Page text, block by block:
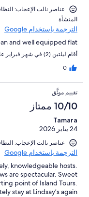
المنشأة⁩
الترجمة باستخدام Google
and well equipped flat.
أقام ليلتين (2) في شهر فبراير عام 2024
0
تقييم موثَّق
10/10 ممتاز
Tamara
24 يناير 2026
عناصر نالت الإعجاب: ⁦النظافة⁩، و⁦وسائل الراحة⁩، و⁦جهة التواصل مع المنشأة⁩
الترجمة باستخدام Google
knowledgeable hosts.
are spectacular. Sweet
point of Island Tours.
stay at Lindsay’s again.